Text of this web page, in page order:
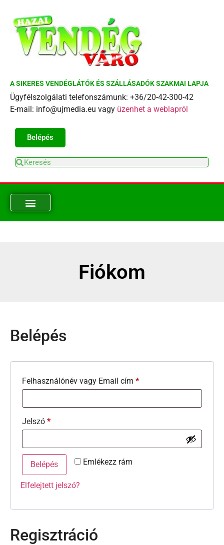
A SIKERES VENDÉGLÁTÓK ÉS SZÁLLÁSADÓK SZAKMAI LAPJA
Ügyfélszolgálati telefonszámunk: +36/20-42-300-42
E-mail: info@ujmedia.eu vagy üzenhet a weblapról
Belépés
Fiókom
Belépés
Felhasználónév vagy Email cím *
Jelszó *
Emlékezz rám
Belépés
Elfelejtett jelszó?
Regisztráció